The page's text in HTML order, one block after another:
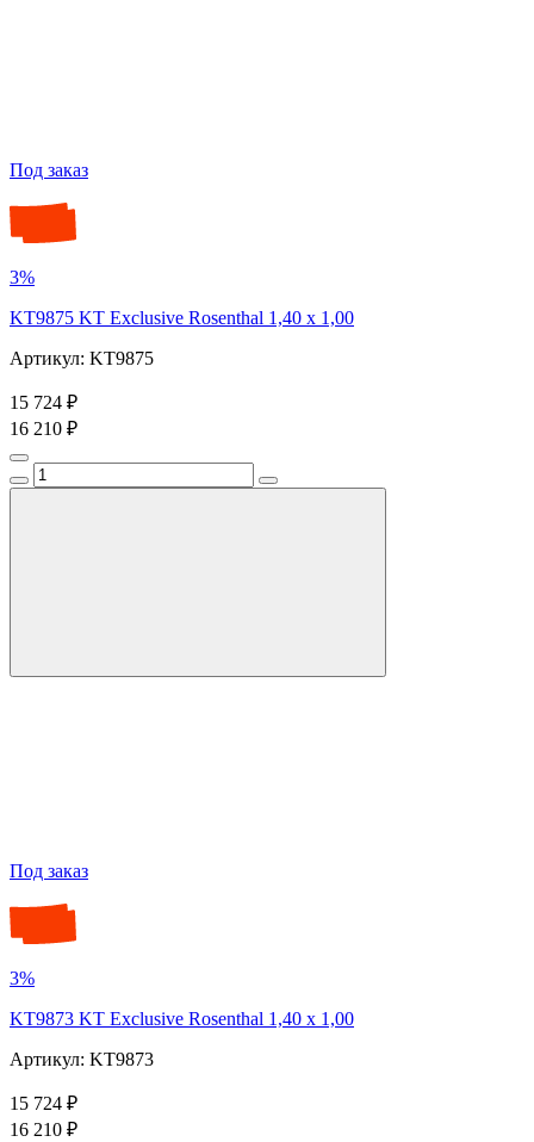
Под заказ
3%
KT9875 KT Exclusive Rosenthal 1,40 x 1,00
Артикул: KT9875
15 724 ₽
16 210 ₽
Под заказ
3%
KT9873 KT Exclusive Rosenthal 1,40 x 1,00
Артикул: KT9873
15 724 ₽
16 210 ₽